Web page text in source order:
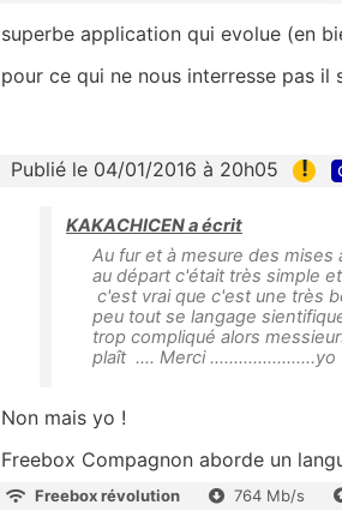
superbe application qui evolue (en
pour ce qui ne nous interresse pas il
Publié le 04/01/2016 à 20h05 !
KAKACHICEN a écrit
Au fur et à mesure des
au départ c'était très simple
c'est vrai que c'est une très
peu tout se langage
trop compliqué alors
plaît .... Merci ......................yo
Non mais yo !
Freebox Compagnon aborde un
Freebox révolution 764 Mb/s